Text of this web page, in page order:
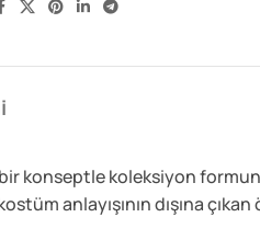
konseptle koleksiyon
anlayışının dışına